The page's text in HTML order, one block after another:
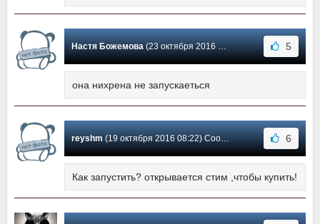
Настя Божемова(23 октября 2016 16:23) Сообщение #9 5
она нихрена не запускаеться
reyshm(19 октября 2016 08:22) Сообщение #8 6
Как запустить? открывается стим ,чтобы купить!